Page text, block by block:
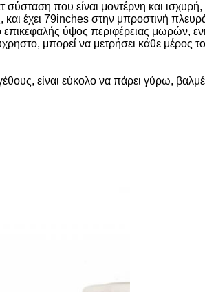
που είναι μοντέρνη και ισχυρή,
έχει 79inches στην μπροστινή
επικεφαλής ύψος περιφέρειας
μπορεί να μετρήσει κάθε
είναι εύκολο να πάρει γύρω,